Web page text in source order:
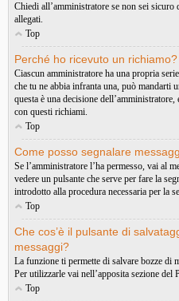
Chiedi all’amministratore se non sei
allegati.
Top
Perché ho ricevuto un richiamo?
Ciascun amministratore ha una propria
che tu ne abbia infranta una, può mandarti
questa è una decisione
con questi richiami.
Top
Come posso segnalare
Se l’amministratore l’ha permesso, vai al
vedere un pulsante che serve per fare la
introdotto alla procedura necessaria per la
Top
Che cos’è il pulsante di
messaggi?
La funzione ti permette di salvare bozze di
Per utilizzarle vai nell’apposita sezione del
Top